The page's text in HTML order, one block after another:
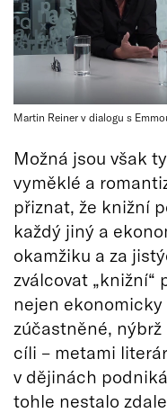
Martin Reiner v dialogu s
Možná jsou však
vyměklé a
přiznat, že knižní
každý jiný a
okamžiku a za
zválcovat „knižní“
nejen
zúčastněné,
cíli – metami
v dějinách
tohle nestalo